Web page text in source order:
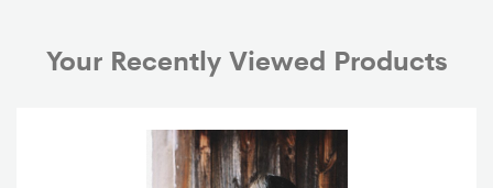
Your Recently Viewed Products